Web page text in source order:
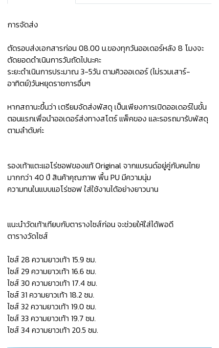
การจัดส่ง
ตัดรอบส่งเอกสารก่อน 08.00 น.ของทุกวันออเดอร์หลัง 8 โมงจะ
ตัดยอดดำเนินการวันถัดไปนะคะ
ระยะดำเนินการประมาณ 3-5วัน ตามคิวออเดอร์ (ไม่รวมเสาร์-
อาทิตย์)วันหยุดราชการอื่นๆ
หากสถานะขึ้นว่า เตรียมจัดส่งพัสดุ เป็นเพียงการเปิดออเดอร์ในขั้น
ตอนแรกเพื่อนำออเดอร์ส่งทางสโตร์ แพ็คของ และรอรถมารับพัสดุ
ตามลำดับค่ะ
รองเท้าแตะแอโร่ซอฟของแท้ Original จากแบรนด์อยู่คู่กับคนไทย
มากกว่า 40 ปี สินค้าคุณภาพ พื้น PU มีความนุ่ม
ความทนในแบบแอโร่ซอฟ ใส่ใช้งานได้อย่างยาวนาน
แนะนำวัดเท้าเทียบกับตารางไซส์ก่อน จะช่วยให้ใส่ได้พอดี
ตารางวัดไซส์
ไซส์ 28 ความยาวเท้า 15.9 ซม.
ไซส์ 29 ความยาวเท้า 16.6 ซม.
ไซส์ 30 ความยาวเท้า 17.4 ซม.
ไซส์ 31 ความยาวเท้า 18.2 ซม.
ไซส์ 32 ความยาวเท้า 19.0 ซม.
ไซส์ 33 ความยาวเท้า 19.7 ซม.
ไซส์ 34 ความยาวเท้า 20.5 ซม.